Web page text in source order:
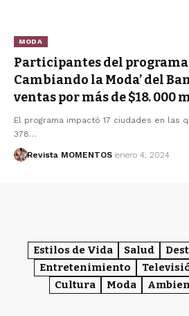
MODA
Participantes del programa
Cambiando la Moda’ del
ventas por más de $18. 000
El programa impactó 17 ciudades en las
378…
Revista MOMENTOS enero 4, 2024
Estilos de Vida Salud
Entretenimiento
Cultura
Moda